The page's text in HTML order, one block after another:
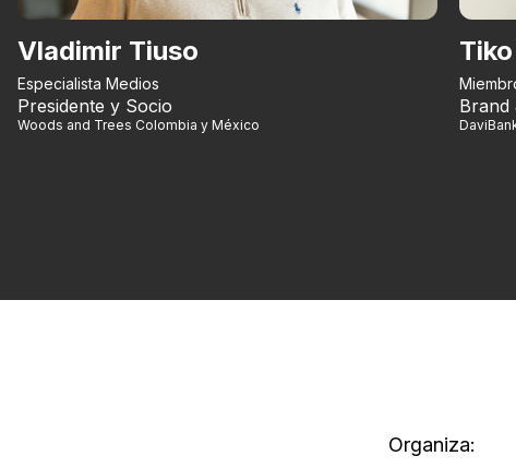
Vladimir Tiuso
Especialista Medios
Presidente y Socio
Woods and Trees Colombia y México
Brand
Organiza: